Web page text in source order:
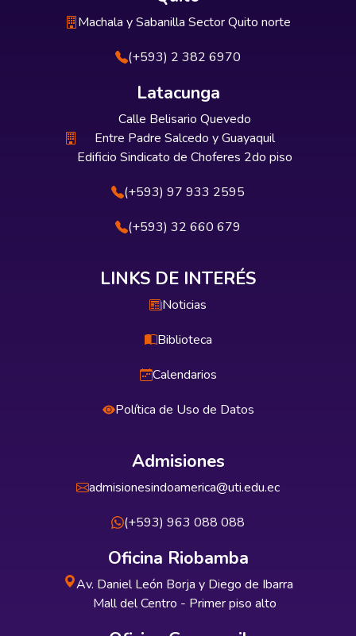
Machala y Sabanilla Sector Quito norte
(+593) 2 382 6970
Latacunga
Calle Belisario Quevedo
Entre Padre Salcedo y Guayaquil
Edificio Sindicato de Choferes 2do piso
(+593) 97 933 2595
(+593) 32 660 679
LINKS DE INTERÉS
Noticias
Biblioteca
Calendarios
Política de Uso de Datos
Admisiones
admisionesindoamerica@uti.edu.ec
(+593) 963 088 088
Oficina Riobamba
Av. Daniel León Borja y Diego de Ibarra
Mall del Centro - Primer piso alto